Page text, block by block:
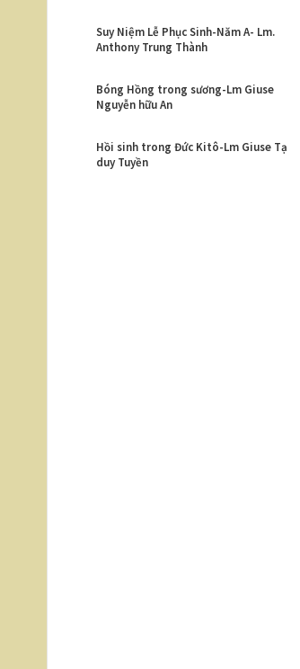
Suy Niệm Lễ Phục Sinh-Năm A- Lm.
Anthony Trung Thành
Bóng Hồng trong sương-Lm Giuse
Nguyễn hữu An
Hồi sinh trong Đức Kitô-Lm Giuse Tạ
duy Tuyền